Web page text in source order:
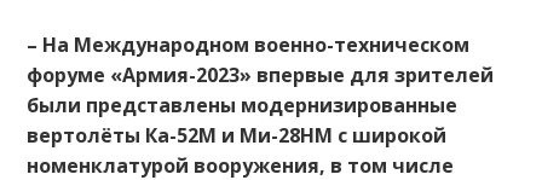
– На Международном военно-­техническом
форуме «Армия-2023» впервые для зрителей
были представлены модернизированные
вертолёты Ка-52М и Ми-28НМ с широкой
номенклатурой вооружения, в том числе